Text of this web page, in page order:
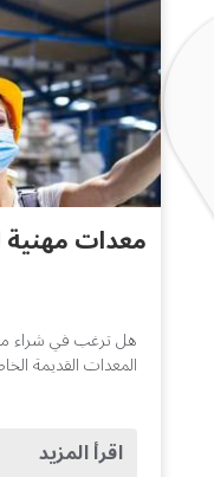
معدات مهنية
هل ترغب في شراء
المعدات القديمة
اقرأ المزيد